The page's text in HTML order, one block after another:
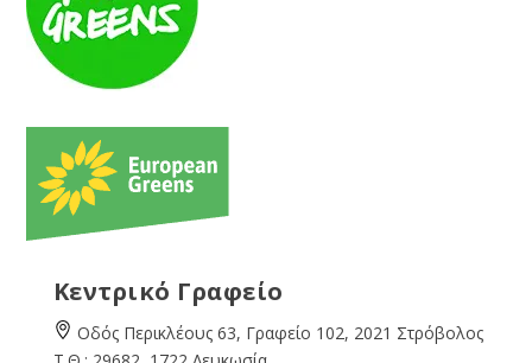
Κεντρικό Γραφείο
Οδός Περικλέους 63, Γραφείο 102, 2021 Στρόβολος